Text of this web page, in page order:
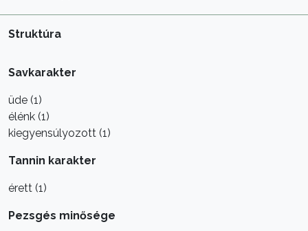
Struktúra
Savkarakter
üde (1)
élénk (1)
kiegyensúlyozott (1)
Tannin karakter
érett (1)
Pezsgés minősége